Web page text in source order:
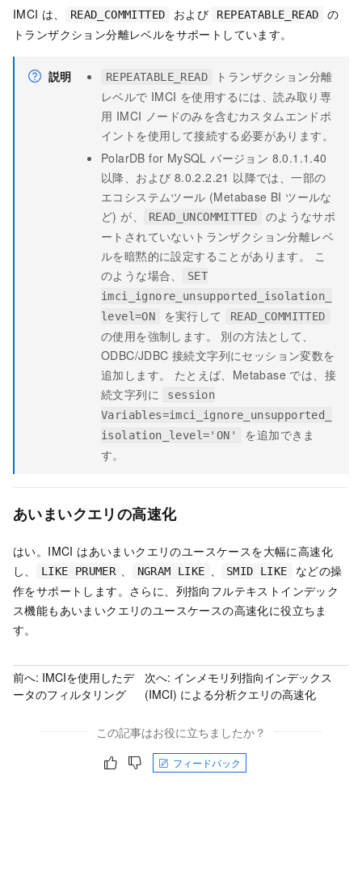
IMCI は、 READ_COMMITTED および REPEATABLE_READ
の
トランザクション分離レベルをサポートしています。
説明 REPEATABLE_READ
トランザクション分離
レベルで IMCI を使用するには、読み取り専
用 IMCI ノードのみを含むカスタムエンドポ
イントを使用して接続する必要があります。
PolarDB for MySQL バージョン 8.0.1.1.40
以降、および 8.0.2.2.21 以降では、一部の
エコシステムツール (Metabase BI ツールな
ど) が、
READ_UNCOMMITTED
のようなサポ
ートされていない トランザクション分離レベ
ルを暗黙的に設定することがあります。 こ
のような場合、
SET
imci_ignore_unsupported_isolation_
level=ON
を実行して READ_COMMITTED
の使用を強制します。 別の方法として、
ODBC/JDBC 接続文字列にセッション変数を
追加します。 たとえば、Metabase では、接
続文字列に
session
Variables=imci_ignore_unsupported_
isolation_level='ON'
を追加できま
す。
あいまいクエリの高速化
はい。IMCI はあいまいクエリのユースケースを大幅に高速化
し、
LIKE PRUMER NGRAM LIKE SMID LIKE
などの操
作をサポートします。さらに、列指向 フルテキストインデック
ス機能も あいまいクエリのユースケースの高速化に役立ちま
す。
前へ: IMCIを使用したデ
ータのフィルタリング
次へ: インメモリ列指向インデックス
(IMCI) による分析クエリの高速化
この記事はお役に立ちましたか？
フィードバック